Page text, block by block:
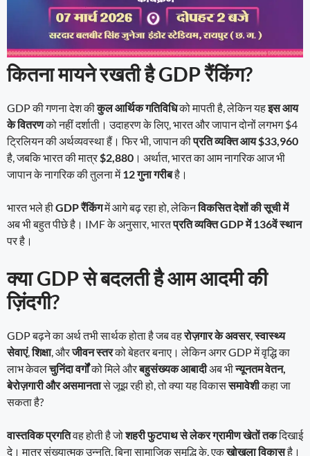
कितना मायने रखती है GDP रैंकिंग?
GDP की गणना देश कीकुल आर्थिक गतिविधिको मापती है, लेकिन यहइस आय
के वितरणको नहीं दर्शाती। उदाहरण के लिए, भारत और जापान दोनों लगभग $4
ट्रिलियन की अर्थव्यवस्था हैं। फिर भी, जापान कीप्रति व्यक्ति आय $33,960
है, जबकि भारत की मात्र$2,880 । अर्थात, भारत का आम नागरिक आज भी
जापान के नागरिक की तुलना में12 गुना गरीबहै।
भारत भले हीGDP रैंकिंगमें आगे बढ़ रहा हो, लेकिनविकसित देशों की सूची में
अब भी बहुत पीछे है। IMF के अनुसार, भारतप्रति व्यक्ति GDP में 136वें स्थान
पर है।
क्या GDP से बदलती है आम आदमी की
ज़िंदगी?
GDP बढ़ने का अर्थ तभी सार्थक होता है जब वहरोज़गार के अवसर,स्वास्थ्य
सेवाएं,शिक्षा, औरजीवन स्तरको बेहतर बनाए। लेकिन अगर GDP में वृद्धि का
लाभ केवलचुनिंदा वर्गोंको मिले औरबहुसंख्यक आबादीअब भीन्यूनतम वेतन,
बेरोज़गारी और असमानतासे जूझ रही हो, तो क्या यह विकाससमावेशीकहा जा
सकता है?
वास्तविक प्रगतिवह होती है जोशहरी फुटपाथ से लेकर ग्रामीण खेतों तकदिखाई
दे। मात्र संख्यात्मक उन्नति, बिना सामाजिक समृद्धि के, एकखोखला विकासहै।